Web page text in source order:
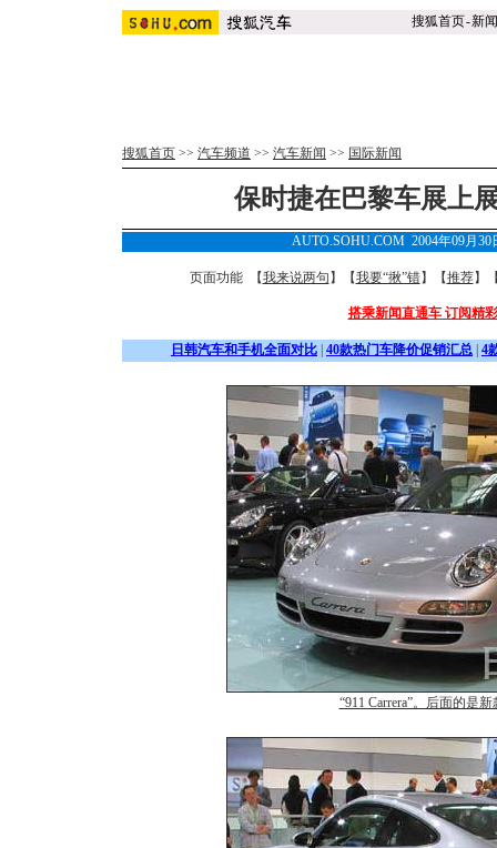
搜狐首页-新闻
搜狐首页 >> 汽车频道 >> 汽车新闻 >> 国际新闻
保时捷在巴黎车展上
AUTO.SOHU.COM 2004年09月
页面功能 【我来说两句 】【我要“揪”错】【推荐】
搭乘新闻直通车 订阅精
日韩汽车和手机全面对比 40款热门车降价促销汇总 4
“911 Carrera”。后面的是新